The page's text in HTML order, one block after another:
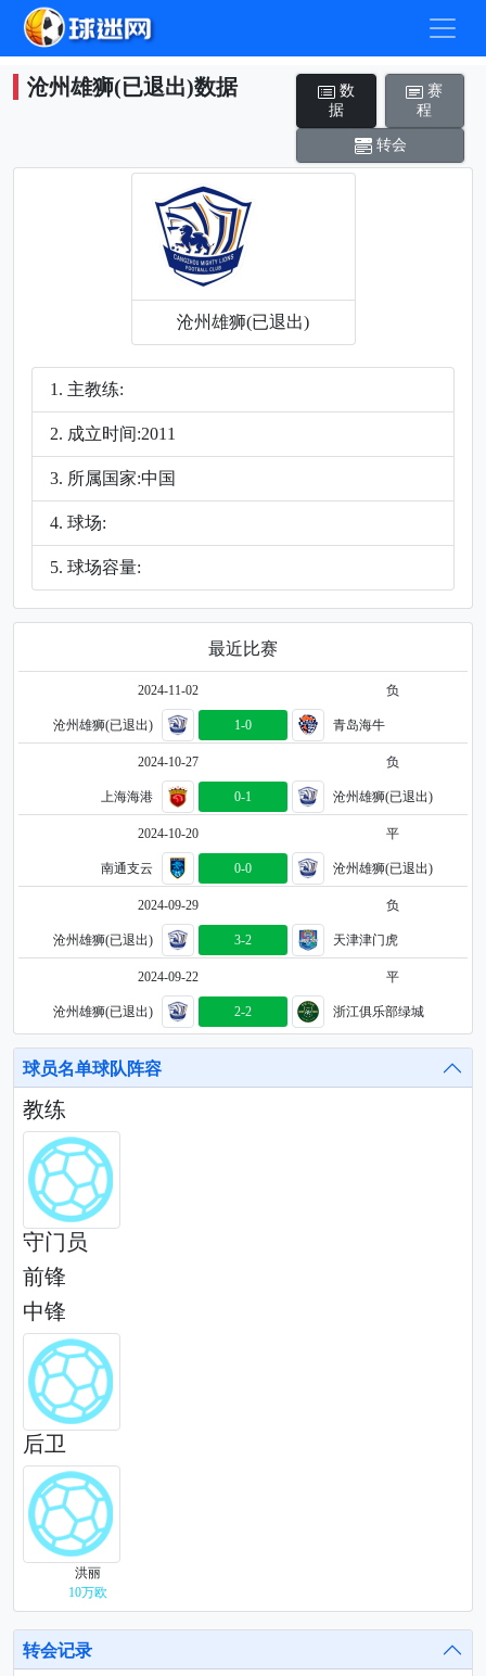
沧州雄狮(已退出)数据
数
据
赛
程
转会
沧州雄狮(已退出)
主教练:
成立时间:2011
所属国家:中国
球场:
球场容量:
最近比赛
2024-11-02 负
沧州雄狮(已退出) 1-0 青岛海牛
2024-10-27 负
上海海港 0-1 沧州雄狮(已退出)
2024-10-20 平
南通支云 0-0 沧州雄狮(已退出)
2024-09-29 负
沧州雄狮(已退出) 3-2 天津津门虎
2024-09-22 平
沧州雄狮(已退出) 2-2 浙江俱乐部绿城
球员名单球队阵容
教练
守门员
前锋
中锋
后卫
洪丽
10万欧
转会记录